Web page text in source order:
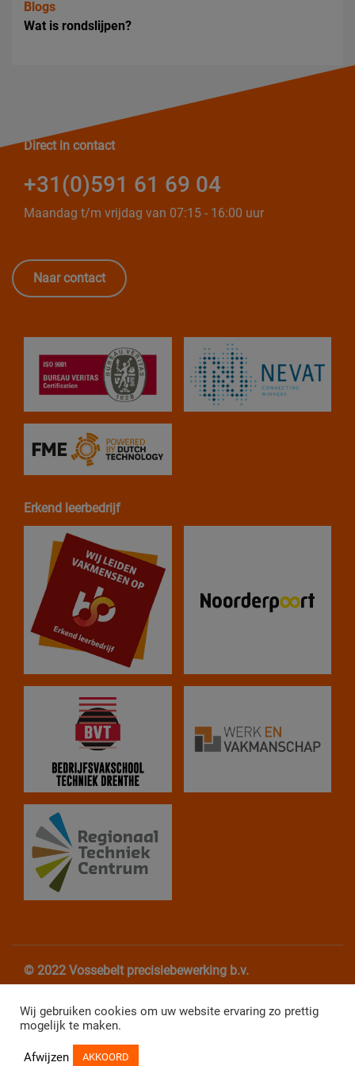
Blogs
Wat is rondslijpen?
Wij gebruiken cookies om uw website ervaring zo prettig
mogelijk te maken.
Afwijzen AKKOORD
Direct in contact
+31(0)591 61 69 04
Maandag t/m vrijdag van 07:15 - 16:00 uur
Naar contact
Erkend leerbedrijf
© 2022 Vossebelt precisiebewerking b.v.
Algemene Voorwaarden
Privacy verklaring